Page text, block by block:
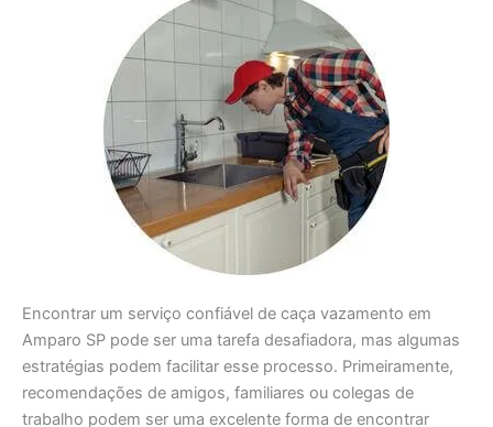
Encontrar um serviço confiável de caça vazamento em
Amparo SP pode ser uma tarefa desafiadora, mas algumas
estratégias podem facilitar esse processo. Primeiramente,
recomendações de amigos, familiares ou colegas de
trabalho podem ser uma excelente forma de encontrar